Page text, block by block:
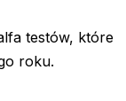
testów, które
roku.